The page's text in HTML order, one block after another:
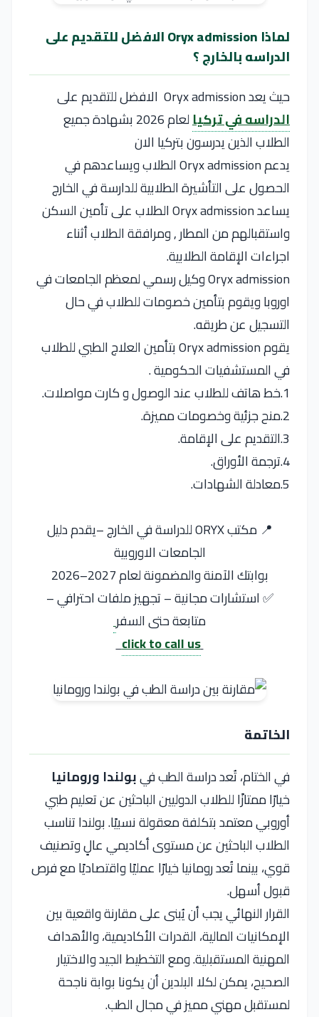
لماذا Oryx admission الافضل للتقديم على
الدراسه بالخارج ؟
حيث يعد Oryx admission الافضل للتقديم على
الدراسه في تركيا
لعام 2026 بشهادة جميع
الطلاب الذين يدرسون بتركيا الان
يدعم Oryx admission الطلاب ويساعدهم في
الحصول على التأشيرة الطلابية للدارسة في الخارج
يساعد Oryx admission الطلاب على تأمين السكن
واستقبالهم من المطار , ومرافقة الطلاب أثناء
اجراءات الإقامة الطلابية.
Oryx admission وكيل رسمي لمعظم الجامعات في
اوروبا ويقوم بتأمين خصومات للطلاب في حال
التسجيل عن طريقه.
يقوم Oryx admission بتأمين العلاج الطبي للطلاب
في المستشفيات الحكومية .
1.خط هاتف للطلاب عند الوصول و كارت مواصلات.
2.منح جزئية وخصومات مميزة.
3.التقديم على الإقامة.
4.ترجمة الأوراق.
5.معادلة الشهادات.
📍 مكتب ORYX للدراسة في الخارج –يقدم دليل
الجامعات الاوروبية
بوابتك الآمنة والمضمونة لعام 2027–2026
✅ استشارات مجانية – تجهيز ملفات احترافي –
متابعة حتى السفر
click to call us
الخاتمة
في الختام، تُعد دراسة الطب فيبولندا ورومانيا
خيارًا ممتازًا للطلاب الدوليين الباحثين عن تعليم طبي
أوروبي معتمد بتكلفة معقولة نسبيًا. بولندا تناسب
الطلاب الباحثين عن مستوى أكاديمي عالٍ وتصنيف
قوي، بينما تُعد رومانيا خيارًا عمليًا واقتصاديًا مع فرص
قبول أسهل.
القرار النهائي يجب أن يُبنى على مقارنة واقعية بين
الإمكانيات المالية، القدرات الأكاديمية، والأهداف
المهنية المستقبلية. ومع التخطيط الجيد والاختيار
الصحيح، يمكن لكلا البلدين أن يكونا بوابة ناجحة
لمستقبل مهني مميز في مجال الطب.